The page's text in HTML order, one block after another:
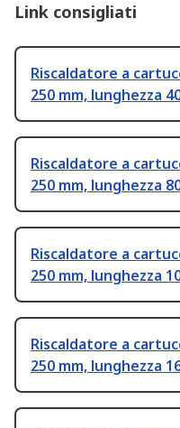
Link consigliati
Riscaldatore a
250 mm, lunghezza
Riscaldatore a
250 mm, lunghezza
Riscaldatore a
250 mm, lunghezza
Riscaldatore a
250 mm, lunghezza